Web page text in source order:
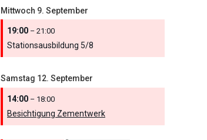
Mittwoch 9. September
19:00 – 21:00
Stationsausbildung 5/8
Samstag 12. September
14:00 – 18:00
Besichtigung Zementwerk